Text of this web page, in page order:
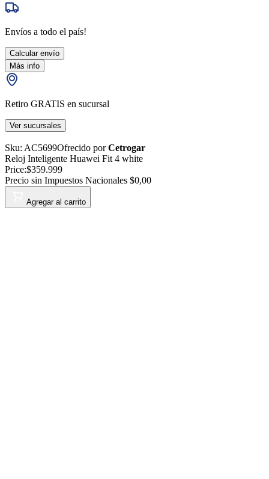
Envíos a todo el país!
Calcular envío
Más info
Retiro GRATIS en sucursal
Ver sucursales
Sku: AC5699Ofrecido porCetrogar
Reloj Inteligente Huawei Fit 4 white
Price:$359.999
Precio sin Impuestos Nacionales $0,00
Agregar al carrito